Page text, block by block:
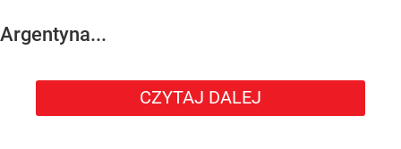
Argentyna...
CZYTAJ DALEJ